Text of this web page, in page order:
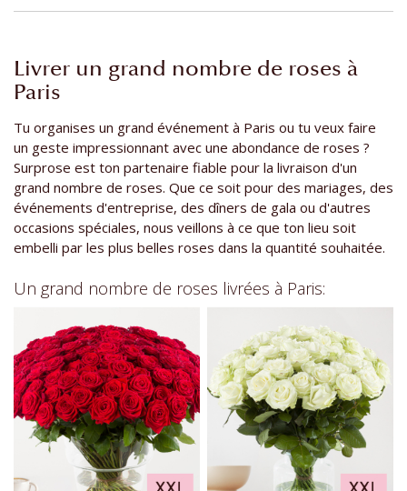
Livrer un grand nombre de roses à
Paris
Tu organises un grand événement à Paris ou tu veux faire
un geste impressionnant avec une abondance de roses ?
Surprose est ton partenaire fiable pour la livraison d'un
grand nombre de roses. Que ce soit pour des mariages, des
événements d'entreprise, des dîners de gala ou d'autres
occasions spéciales, nous veillons à ce que ton lieu soit
embelli par les plus belles roses dans la quantité souhaitée.
Un grand nombre de roses livrées à Paris: